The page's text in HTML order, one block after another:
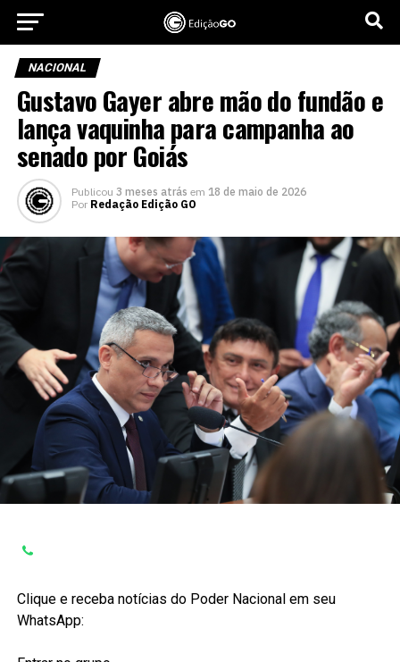
NACIONAL
Gustavo Gayer abre mão do fundão e
lança vaquinha para campanha ao
senado por Goiás
Publicou 3 meses atrás em 18 de maio de 2026
Por Redação Edição GO
Clique e receba notícias do Poder Nacional em seu
WhatsApp: